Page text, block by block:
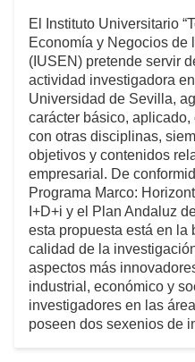
El Instituto Universitario
Economía y Negocios de
(IUSEN) pretende servir
actividad investigadora
Universidad de Sevilla,
carácter básico,
con otras disciplinas,
objetivos y contenidos
empresarial. De
Programa Marco:
I+D+i y el Plan Andaluz
esta propuesta está en la
calidad de la
aspectos más
industrial, económico y
investigadores en las
poseen dos sexenios de